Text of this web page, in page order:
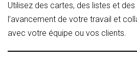
Utilisez des cartes, des listes et
l’avancement de votre travail et
avec votre équipe ou vos clients.